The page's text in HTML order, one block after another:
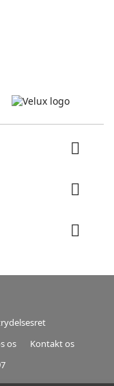



os
Kontakt os